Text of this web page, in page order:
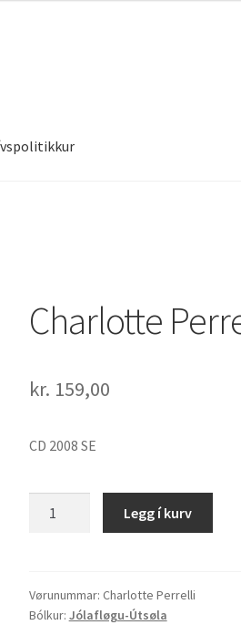
Charlotte
kr. 159,00
CD 2008 SE
quantity
Legg í kurv
Vørunummar: Charlotte Perrelli
Bólkur: Jólafløgu-Útsøla